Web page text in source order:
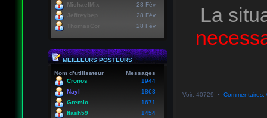
MichaelMix
28 Fév
Jeffreybep
28 Fév
28 Fév
MEILLEURS POSTEURS
Nom d’utilisateur
Messages
Cronos
1944
Nayl
1863
Gremio
1671
flash59
1454
La
Voir: 40729 • Commentaires: